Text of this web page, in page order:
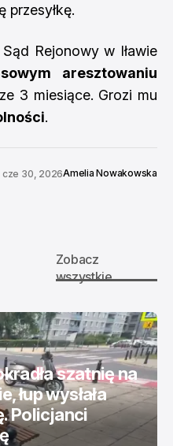
przesyłkę.
Rejonowy w Iławie
aresztowaniu
3 miesiące. Grozi mu
.
cze 30, 2026Amelia Nowakowska
Zobacz
wszystkie
szatnię na
łup wysłała
Policjanci